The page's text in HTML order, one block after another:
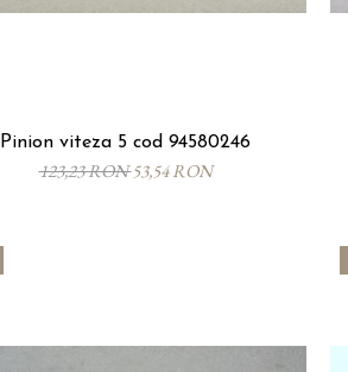
Pinion viteza 5 cod 94580246
123,23 RON53,54 RON